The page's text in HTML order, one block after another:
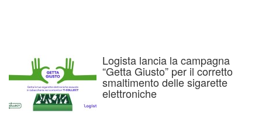
Logista lancia la campagna
“Getta Giusto” per il corretto
smaltimento delle sigarette
elettroniche